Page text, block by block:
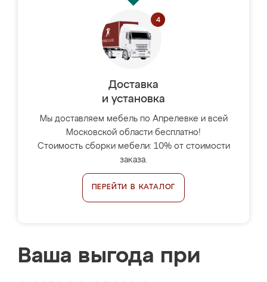
Доставка
и установка
Мы доставляем мебель по Апрелевке и всей
Московской области бесплатно!
Стоимость сборки мебели: 10% от стоимости
заказа.
ПЕРЕЙТИ В КАТАЛОГ
Ваша выгода при